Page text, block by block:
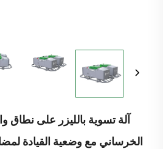
آلة تسوية بالليزر على نطاق
الخرساني مع وضعية القيادة